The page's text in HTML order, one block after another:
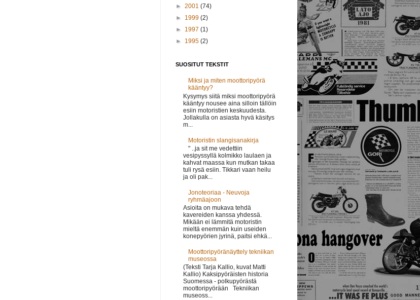
► 2001 (74)
► 1999 (2)
► 1997 (1)
► 1995 (2)
SUOSITUT TEKSTIT
Miksi ja miten moottoripyörä
kääntyy?
Kysymys siitä miksi moottoripyörä
kääntyy nousee aina silloin tällöin
esiin motoristien keskuudesta.
Jollakulla on asiasta hyvä käsitys
m...
Motoristin slangisanakirja
" ..ja sit me vedettiin
vesipyssyllä kolmikko laulaen ja
kahvat maassa kun mutkan takaa
tuli rysä esiin. Tikkari vaan heilu
ja oli pak...
Jonoteoriaa - Neuvoja
ryhmäajoon
Asioita on mukava tehdä
kavereiden kanssa yhdessä.
Mikään ei lämmitä motoristin
mieltä enemmän kuin useiden
konepyörien jyrinä, paitsi ehkä...
Moottoripyöränäyttely tekniikan
museossa
(Teksti Tarja Kallio, kuvat Matti
Kallio) Kaksipyöräisten historia
Suomessa - polkupyörästä
moottoripyörään Tekniikan
museoss...